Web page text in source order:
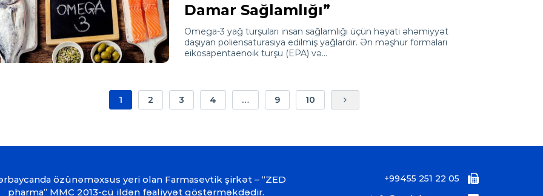
Damar Sağlamlığı”
Omega-3 yağ turşuları insan sağlamlığı üçün həyati əhəmiyyət
daşıyan poliensaturasiya edilmiş yağlardır. Ən məşhur formaları
eikosapentaenoik turşu (EPA) və…
1 2 3 4 … 9 10
özünəməxsus yeri olan Farmasevtik şirkət – “ZED
pharma” MMC 2013-cü ildən fəaliyyət göstərməkdədir.
+99455 251 22 05